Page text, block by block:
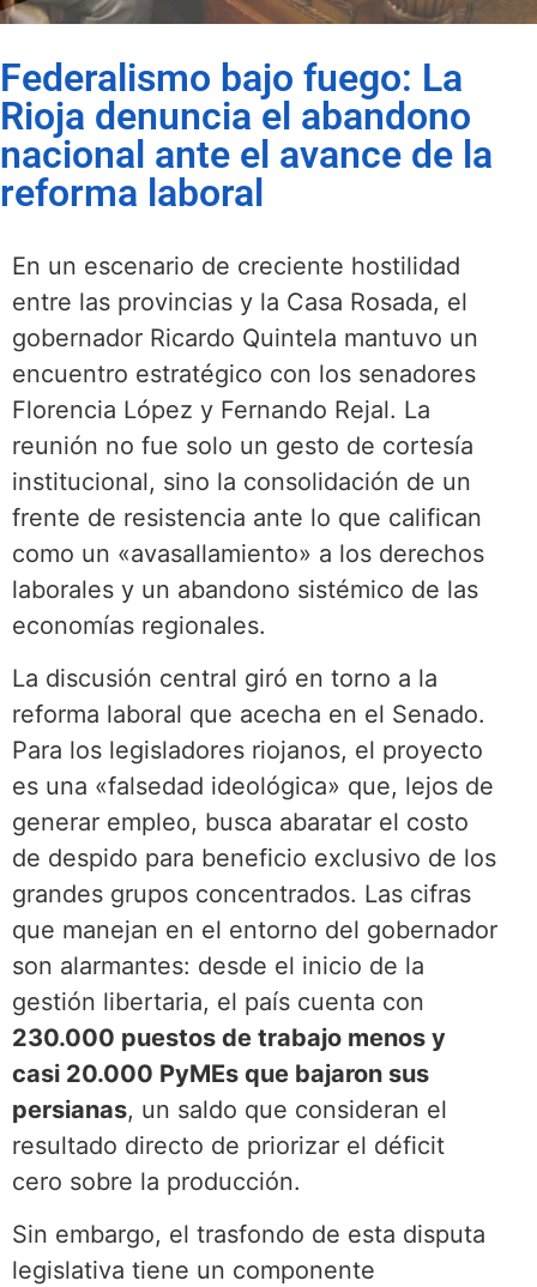
Federalismo bajo fuego: La
Rioja denuncia el abandono
nacional ante el avance de la
reforma laboral
En un escenario de creciente hostilidad
entre las provincias y la Casa Rosada, el
gobernador Ricardo Quintela mantuvo un
encuentro estratégico con los senadores
Florencia López y Fernando Rejal. La
reunión no fue solo un gesto de cortesía
institucional, sino la consolidación de un
frente de resistencia ante lo que califican
como un «avasallamiento» a los derechos
laborales y un abandono sistémico de las
economías regionales.
La discusión central giró en torno a la
reforma laboral que acecha en el Senado.
Para los legisladores riojanos, el proyecto
es una «falsedad ideológica» que, lejos de
generar empleo, busca abaratar el costo
de despido para beneficio exclusivo de los
grandes grupos concentrados. Las cifras
que manejan en el entorno del gobernador
son alarmantes: desde el inicio de la
gestión libertaria, el país cuenta con
230.000 puestos de trabajo menos y
casi 20.000 PyMEs que bajaron sus
persianas, un saldo que consideran el
resultado directo de priorizar el déficit
cero sobre la producción.
Sin embargo, el trasfondo de esta disputa
legislativa tiene un componente